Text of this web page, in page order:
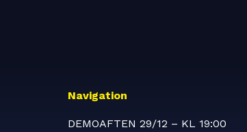
Navigation
DEMOAFTEN 29/12 – KL 19:00